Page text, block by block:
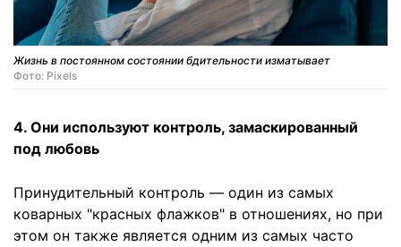
Жизнь в постоянном состоянии бдительности изматывает
Фото: Pixels
4. Они используют контроль, замаскированный
под любовь
Принудительный контроль — один из самых
коварных "красных флажков" в отношениях, но при
этом он также является одним из самых часто